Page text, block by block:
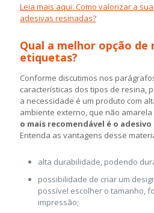
Leia mais aqui: Como valorizar a
adesivas resinadas?
Qual a melhor opção de
etiquetas?
Conforme discutimos nos
características dos tipos de resina,
a necessidade é um produto com
ambiente externo, que não
o mais recomendável é o
Entenda as vantagens desse
alta durabilidade, podendo
possibilidade de criar um
possível escolher o tamanho,
impressão;